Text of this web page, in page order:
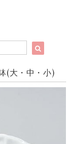
(大・中・小)